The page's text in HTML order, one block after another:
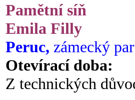
Pamětní síň
Emila Filly
Peruc, zámecký
Otevírací doba:
Z technických